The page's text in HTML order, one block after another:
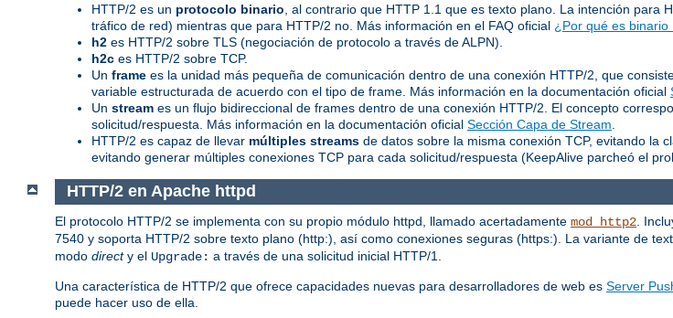
HTTP/2 es un protocolo binario , al contrario que HTTP 1.1 que es texto plano. La intención
tráfico de red) mientras que para HTTP/2 no. Más información en el FAQ oficial ¿Por qué es binario
h2 es HTTP/2 sobre TLS (negociación de protocolo a través de ALPN).
h2c es HTTP/2 sobre TCP.
Un frame es la unidad más pequeña de comunicación dentro de una conexión HTTP/2, que
variable estructurada de acuerdo con el tipo de frame. Más información en la documentación oficial
Un stream es un flujo bidireccional de frames dentro de una conexión HTTP/2. El concepto
solicitud/respuesta. Más información en la documentación oficial Sección Capa de Stream
HTTP/2 es capaz de llevar múltiples streams de datos sobre la misma conexión TCP, evitando la
evitando generar múltiples conexiones TCP para cada solicitud/respuesta (KeepAlive parcheó el
HTTP/2 en Apache httpd
El protocolo HTTP/2 se implementa con su propio módulo httpd, llamado acertadamente mod_http2 .
7540 y soporta HTTP/2 sobre texto plano (http:), así como conexiones seguras (https:). La variante de
modo directy el Upgrade: a través de una solicitud inicial HTTP/1.
Una característica de HTTP/2 que ofrece capacidades nuevas para desarrolladores de web es Server
puede hacer uso de ella.